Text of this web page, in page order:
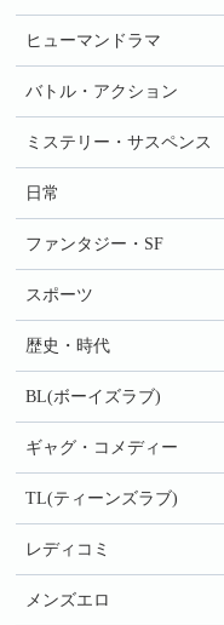
ヒューマンドラマ
バトル・アクション
ミステリー・サスペンス
日常
ファンタジー・SF
スポーツ
歴史・時代
BL(ボーイズラブ)
ギャグ・コメディー
TL(ティーンズラブ)
レディコミ
メンズエロ